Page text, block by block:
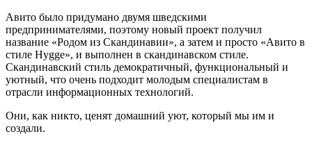
Авито было придумано двумя шведскими
предпринимателями, поэтому новый проект получил
название «Родом из Скандинавии», а затем и просто «Авито в
стиле Hygge», и выполнен в скандинавском стиле.
Скандинавский стиль демократичный, функциональный и
уютный, что очень подходит молодым специалистам в
отрасли информационных технологий.
Они, как никто, ценят домашний уют, который мы им и
создали.